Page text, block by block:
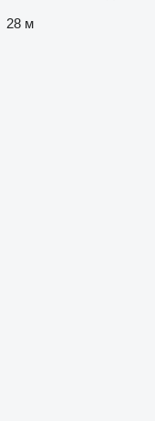
28 м